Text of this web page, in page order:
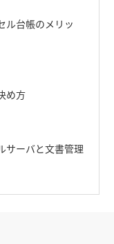
ル台帳のメリッ
め方
サーバと文書管理